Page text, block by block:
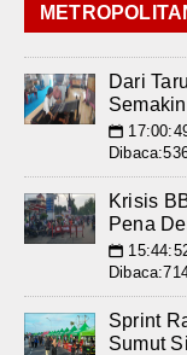
Dari
📅
Krisis
Pena
📅
Sprint
Sumut